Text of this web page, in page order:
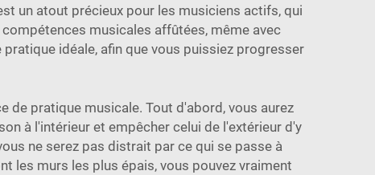
un atout précieux pour les musiciens actifs, qui
musicales affûtées, même avec
idéale, afin que vous puissiez progresser
pratique musicale. Tout d'abord, vous aurez
à l'intérieur et empêcher celui de l'extérieur d'y
ne serez pas distrait par ce qui se passe à
les murs les plus épais, vous pouvez vraiment